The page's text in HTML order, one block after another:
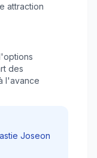
attraction
des
l'avance
Joseon